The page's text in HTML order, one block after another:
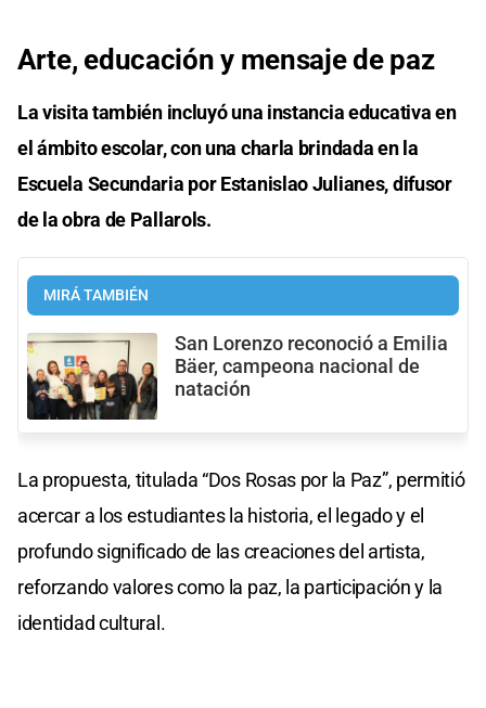
Arte, educación y mensaje de paz
La visita también incluyó una instancia educativa en
el ámbito escolar, con una charla brindada en la
Escuela Secundaria por Estanislao Julianes, difusor
de la obra de Pallarols.
MIRÁ TAMBIÉN
San Lorenzo reconoció a Emilia
Bäer, campeona nacional de
natación
La propuesta, titulada “Dos Rosas por la Paz”, permitió
acercar a los estudiantes la historia, el legado y el
profundo significado de las creaciones del artista,
reforzando valores como la paz, la participación y la
identidad cultural.